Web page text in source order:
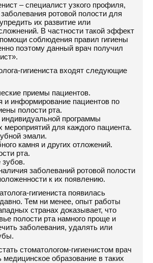
– специалист узкого профиля,
ротовой полости для
их развитие или
В частности такой эффект
соблюдения правил гигиены
поэтому данный врач получил
гигиениста входят следующие
приемы пациентов.
и информирование пациентов по
полости рта.
программы
мероприятий для каждого пациента.
эмали.
камня и других отложений.
рта.
заболеваний ротовой полости
к их появлению.
гигиениста появилась
Тем ни менее, опыт работы
странах доказывает, что
полости рта намного проще и
заболевания, удалять или
стоматологом-гигиенистом врач
образование в таких